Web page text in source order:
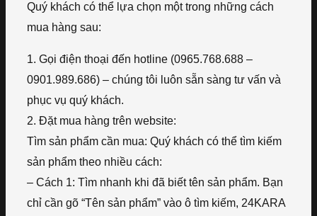
Quý khách có thể lựa chọn một trong những cách
mua hàng sau:
1. Gọi điện thoại đến hotline (0965.768.688 –
0901.989.686) – chúng tôi luôn sẵn sàng tư vấn và
phục vụ quý khách.
2. Đặt mua hàng trên website:
Tìm sản phẩm cần mua: Quý khách có thể tìm kiếm
sản phẩm theo nhiều cách:
– Cách 1: Tìm nhanh khi đã biết tên sản phẩm. Bạn
chỉ cần gõ “Tên sản phẩm” vào ô tìm kiếm, 24KARA